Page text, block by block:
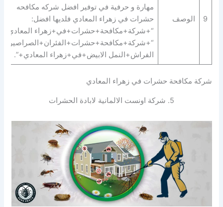
9 الوصف
مهارة و حرفية في توفير افضل شركه مكافحه
حشرات في زهراء المعادي فلديها افضل:
“+شركة+مكافحة+حشرات+في+زهراء
الفراش+النمل الابيض+في+زهراء المعادي+”.
شركة مكافحة حشرات في زهراء المعادي
5. شركة اونست الالمانية لابادة الحشرات